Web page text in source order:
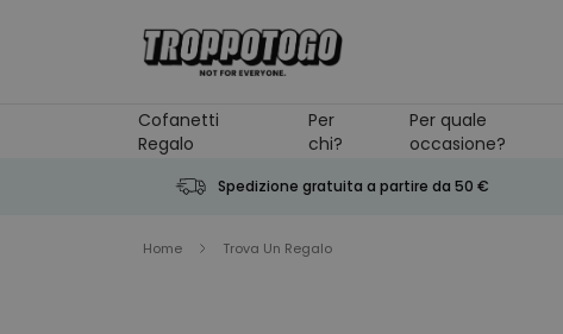
Cofanetti
Regalo
Per
chi?
Per quale
occasione?
Spedizione gratuita a partire da 50 €
Home Trova Un Regalo